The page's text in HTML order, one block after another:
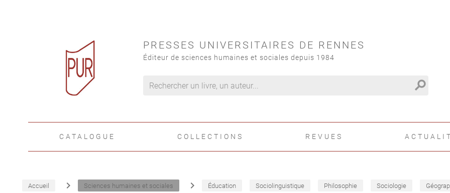
PRESSES UNIVERSITAIRES DE RENNES
Éditeur de sciences humaines et sociales depuis 1984
search
CATALOGUE COLLECTIONS REVUES
Accueil navigate_next Sciences humaines et sociales navigate_next Éducation Sociolinguistique Philosophie Sociologie